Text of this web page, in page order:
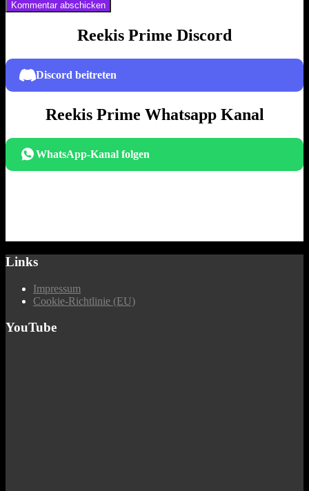
Reekis Prime Discord
Discord beitreten
Reekis Prime Whatsapp Kanal
WhatsApp-Kanal folgen
Links
Impressum
Cookie-Richtlinie (EU)
YouTube